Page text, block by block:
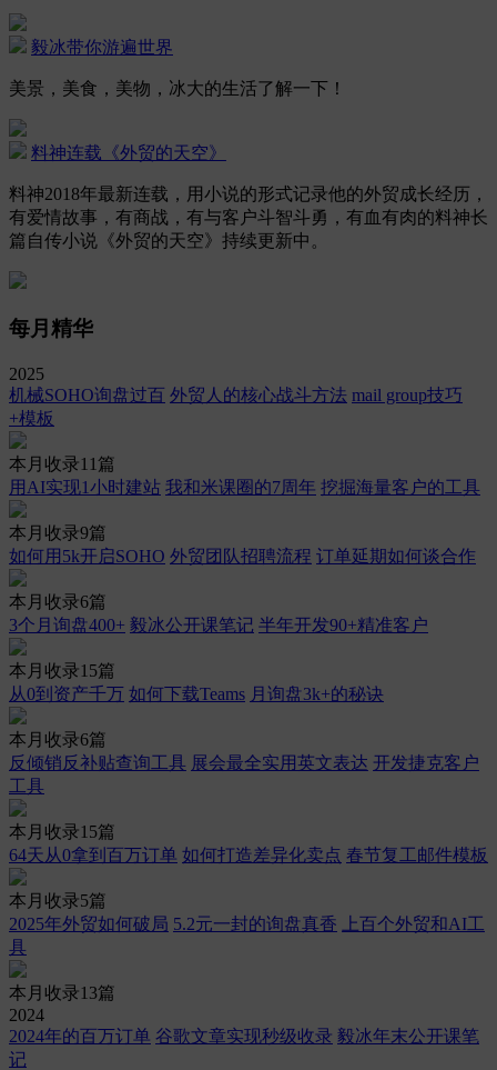
毅冰带你游遍世界
美景，美食，美物，冰大的生活了解一下！
料神连载《外贸的天空》
料神2018年最新连载，用小说的形式记录他的外贸成长经历，
有爱情故事，有商战，有与客户斗智斗勇，有血有肉的料神长
篇自传小说《外贸的天空》持续更新中。
每月精华
2025
机械SOHO询盘过百 外贸人的核心战斗方法 mail group技巧
+模板
本月收录11篇
用AI实现1小时建站 我和米课圈的7周年 挖掘海量客户的工具
本月收录9篇
如何用5k开启SOHO 外贸团队招聘流程 订单延期如何谈合作
本月收录6篇
3个月询盘400+ 毅冰公开课笔记 半年开发90+精准客户
本月收录15篇
从0到资产千万 如何下载Teams 月询盘3k+的秘诀
本月收录6篇
反倾销反补贴查询工具 展会最全实用英文表达 开发捷克客户
工具
本月收录15篇
64天从0拿到百万订单 如何打造差异化卖点 春节复工邮件模板
本月收录5篇
2025年外贸如何破局 5.2元一封的询盘真香
上百个外贸和AI工
具
本月收录13篇
2024
2024年的百万订单 谷歌文章实现秒级收录 毅冰年末公开课笔
记